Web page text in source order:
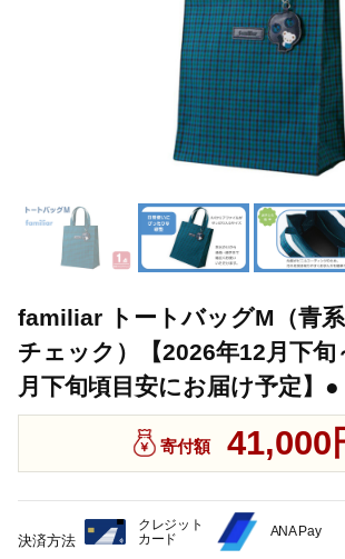
familiar トートバッグM（青
チェック）【2026年12月下旬
月下旬頃目安にお届け予定】●
寄付額 41,000
決済方法
クレジット
カード
ANA Pay